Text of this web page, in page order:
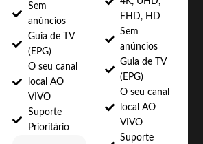
Sem
anúncios
Guia de TV
(EPG)
O seu canal
local AO
VIVO
Suporte
Prioritário
FHD, HD
Sem
anúncios
Guia de TV
(EPG)
O seu canal
local AO
VIVO
Suporte